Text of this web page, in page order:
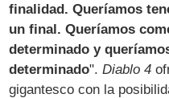
finalidad. Queríamos
un final. Queríamos
determinado y
determinado".Diablo 4
gigantesco con la